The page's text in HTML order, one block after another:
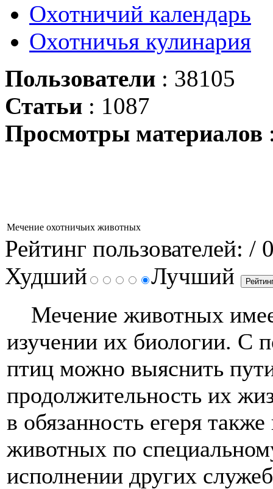
Охотничий календарь
Охотничья кулинария
Пользователи : 38105
Статьи : 1087
Просмотры материалов
Мечение охотничьих животных
Рейтинг пользователей: /
Худший
Лучший
Мечение животных
изучении их биологии. С
птиц можно выяснить
продолжительность их
в обязанность егеря
животных по
исполнении других